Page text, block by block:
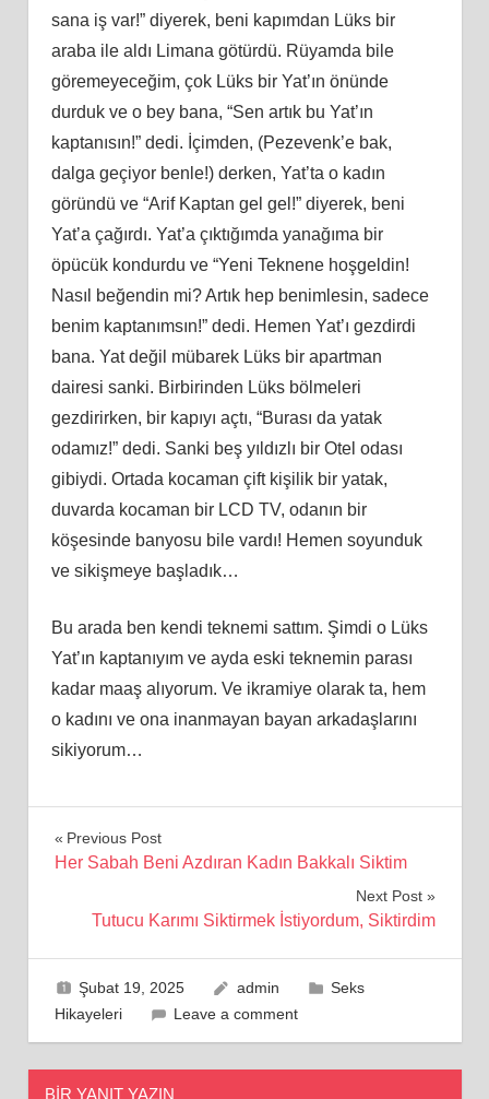
sana iş var!” diyerek, beni kapımdan Lüks bir
araba ile aldı Limana götürdü. Rüyamda bile
göremeyeceğim, çok Lüks bir Yat’ın önünde
durduk ve o bey bana, “Sen artık bu Yat’ın
kaptanısın!” dedi. İçimden, (Pezevenk’e bak,
dalga geçiyor benle!) derken, Yat’ta o kadın
göründü ve “Arif Kaptan gel gel!” diyerek, beni
Yat’a çağırdı. Yat’a çıktığımda yanağıma bir
öpücük kondurdu ve “Yeni Teknene hoşgeldin!
Nasıl beğendin mi? Artık hep benimlesin, sadece
benim kaptanımsın!” dedi. Hemen Yat’ı gezdirdi
bana. Yat değil mübarek Lüks bir apartman
dairesi sanki. Birbirinden Lüks bölmeleri
gezdirirken, bir kapıyı açtı, “Burası da yatak
odamız!” dedi. Sanki beş yıldızlı bir Otel odası
gibiydi. Ortada kocaman çift kişilik bir yatak,
duvarda kocaman bir LCD TV, odanın bir
köşesinde banyosu bile vardı! Hemen soyunduk
ve sikişmeye başladık…
Bu arada ben kendi teknemi sattım. Şimdi o Lüks
Yat’ın kaptanıyım ve ayda eski teknemin parası
kadar maaş alıyorum. Ve ikramiye olarak ta, hem
o kadını ve ona inanmayan bayan arkadaşlarını
sikiyorum…
Yazı
Previous Post
Her Sabah Beni Azdıran Kadın Bakkalı Siktim
Next Post
Tutucu Karımı Siktirmek İstiyordum, Siktirdim
Şubat 19, 2025 admin
Seks
Hikayeleri
Leave a comment
BIR YANIT YAZIN